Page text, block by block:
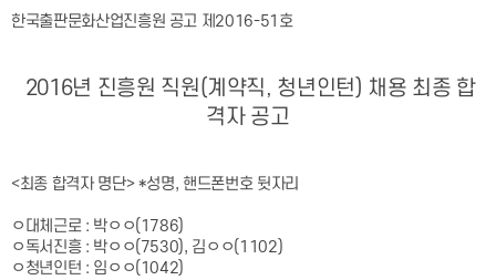
한국출판문화산업진흥원 공고 제2016-51호
2016년 진흥원 직원(계약직, 청년인턴) 채용 최종 합
격자 공고
<최종 합격자 명단> *성명, 핸드폰번호 뒷자리
ㅇ대체근로 : 박ㅇㅇ(1786)
ㅇ독서진흥 : 박ㅇㅇ(7530), 김ㅇㅇ(1102)
ㅇ청년인턴 : 임ㅇㅇ(1042)